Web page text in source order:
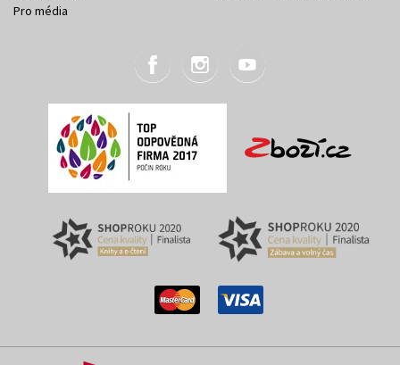
Pro média